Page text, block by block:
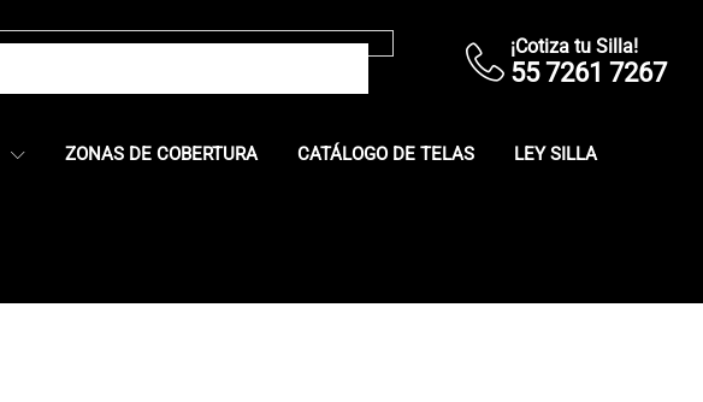
¡Cotiza tu Silla!
55 7261 7267
ZONAS DE COBERTURA CATÁLOGO DE TELAS LEY SILLA